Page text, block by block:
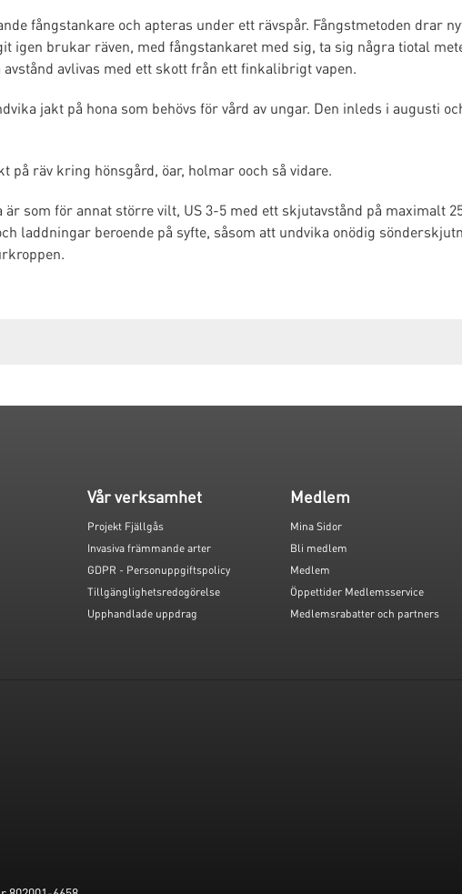
fångstankare och apteras under ett rävspår. Fångstmetoden drar
igen brukar räven, med fångstankaret med sig, ta sig några tiotal
avlivas med ett skott från ett finkalibrigt vapen.
jakt på hona som behövs för vård av ungar. Den inleds i augusti
räv kring hönsgård, öar, holmar ooch så vidare.
som för annat större vilt, US 3-5 med ett skjutavstånd på maximalt
laddningar beroende på syfte, såsom att undvika onödig
Vår verksamhet
Projekt Fjällgås
Invasiva främmande arter
GDPR - Personuppgiftspolicy
Tillgänglighetsredogörelse
Upphandlade uppdrag
Medlem
Mina Sidor
Bli medlem
Medlem
Öppettider Medlemsservice
Medlemsrabatter och partners